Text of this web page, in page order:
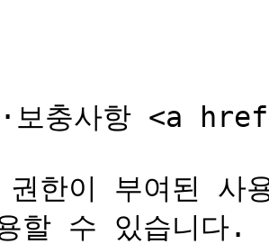
보충사항 <a
한이 부여된 사
할 수 있습니다.